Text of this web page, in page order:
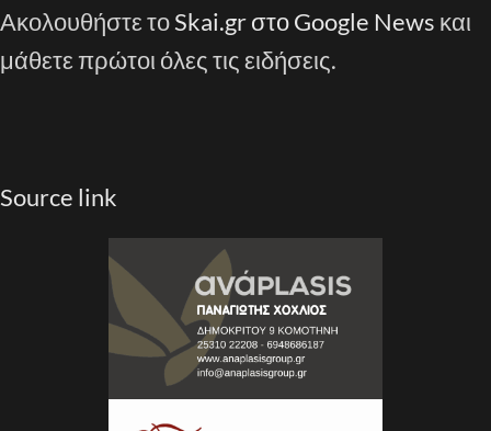
Ακολουθήστε τοSkai.gr στο Google News και
μάθετε πρώτοι όλες τις ειδήσεις.
Source link